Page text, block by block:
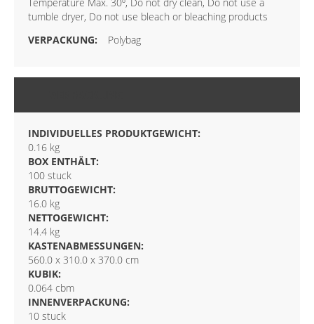
tumble dryer, Do not use bleach or bleaching products
Polybag
INDIVIDUELLES PRODUKTGEWICHT:
0.16 kg
BOX ENTHÄLT:
100 stuck
BRUTTOGEWICHT:
16.0 kg
NETTOGEWICHT:
14.4 kg
KASTENABMESSUNGEN:
560.0 x 310.0 x 370.0 cm
KUBIK:
0.064 cbm
INNENVERPACKUNG:
10 stuck